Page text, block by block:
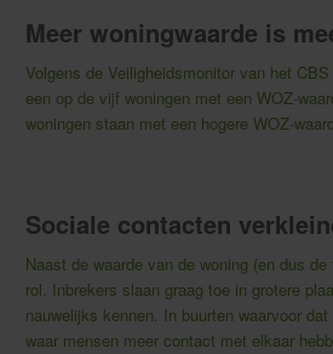
Meer woningwaarde is
Volgens de Veiligheidsmonitor van het
een op de vijf woningen met een WOZ-
woningen staan met een hogere WOZ-
Sociale contacten
Naast de waarde van de woning (en dus
rol. Inbrekers slaan graag toe in grotere
nauwelijks kennen. In buurten waarvoor
waar mensen meer contact met elkaar